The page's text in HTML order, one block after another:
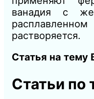
ванадия с
растворяется.
Статья на тему
Статьи по